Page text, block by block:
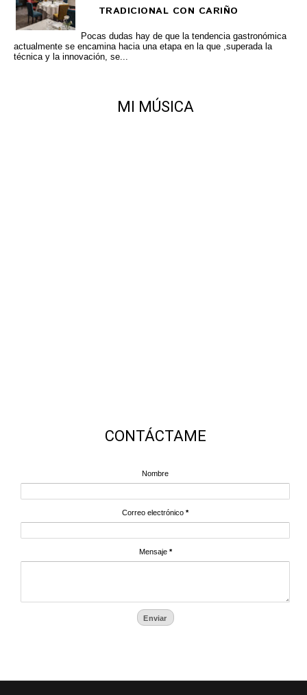
TRADICIONAL CON CARIÑO
Pocas dudas hay de que la tendencia gastronómica
actualmente se encamina hacia una etapa en la que ,superada la
técnica y la innovación, se...
MI MÚSICA
CONTÁCTAME
Nombre
Correo electrónico *
Mensaje *